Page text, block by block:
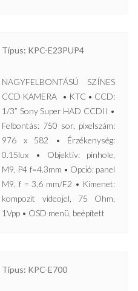
Típus: KPC-E23PUP4
NAGYFELBONTÁSÚ SZÍNES
CCD KAMERA • KTC • CCD:
1/3” Sony Super HAD CCDII •
Felbontás: 750 sor, pixelszám:
976 x 582 • Érzékenység:
0.15lux • Objektív: pinhole,
M9, P4 f=4.3mm • Opció: panel
M9, f = 3,6 mm/F2 • Kimenet:
kompozit videojel, 75 Ohm,
1Vpp • OSD menü, beépített
Típus: KPC-E700